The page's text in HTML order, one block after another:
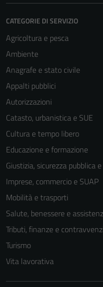
CATEGORIE DI SERVIZIO
Agricoltura e pesca
Ambiente
Anagrafe e stato civile
Appalti pubblici
Autorizzazioni
Catasto, urbanistica e SUE
Cultura e tempo libero
Educazione e formazione
Giustizia, sicurezza pubblica
Imprese, commercio e SUAP
Mobilità e trasporti
Salute, benessere e
Tributi, finanze e
Turismo
Vita lavorativa